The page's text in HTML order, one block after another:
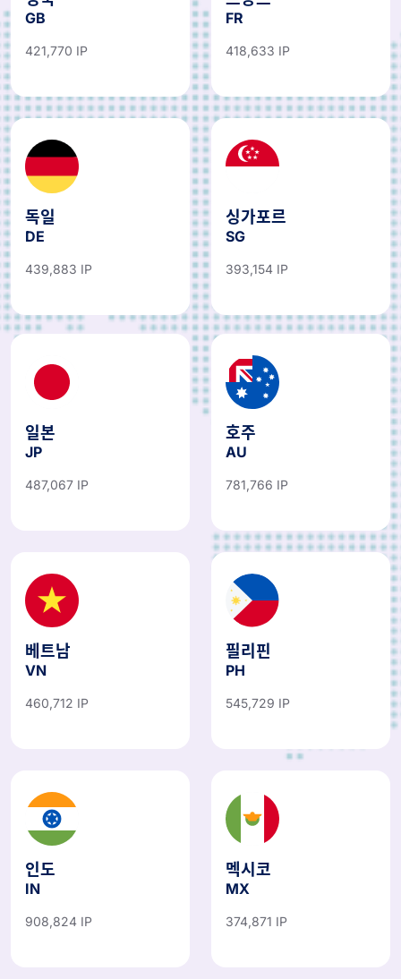
영국
GB
421,770 IP
프랑스
FR
418,633 IP
독일
DE
439,883 IP
싱가포르
SG
393,154 IP
일본
JP
487,067 IP
호주
AU
781,766 IP
베트남
VN
460,712 IP
필리핀
PH
545,729 IP
인도
IN
908,824 IP
멕시코
MX
374,871 IP